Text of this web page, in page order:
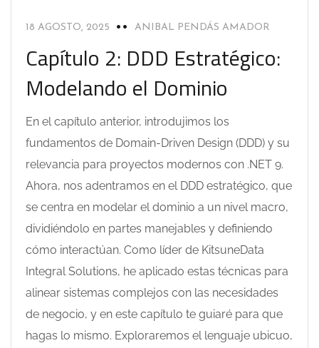
18 AGOSTO, 2025 ANIBAL PENDÁS AMADOR
Capítulo 2: DDD Estratégico:
Modelando el Dominio
En el capítulo anterior, introdujimos los
fundamentos de Domain-Driven Design (DDD) y su
relevancia para proyectos modernos con .NET 9.
Ahora, nos adentramos en el DDD estratégico, que
se centra en modelar el dominio a un nivel macro,
dividiéndolo en partes manejables y definiendo
cómo interactúan. Como líder de KitsuneData
Integral Solutions, he aplicado estas técnicas para
alinear sistemas complejos con las necesidades
de negocio, y en este capítulo te guiaré para que
hagas lo mismo. Exploraremos el lenguaje ubicuo,